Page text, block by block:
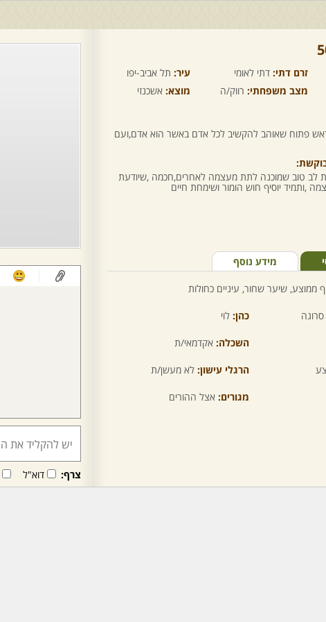
זרם דתי: דתי לאומי עיר: תל אביב-יפו
מצב משפחתי: רווק/ה מוצא: אשכנזי
פתוח שאוהב להקשיב לכל אדם באשר הוא אדם,ועם
לב טוב שמוכנה לתת מעצמה לאחרים,חכמה ,שיודעת
,ותמיד יוסיף חוש הומור ושימחת חיים
מידע נוסף
ממוצע, שיער שחור, עיניים כחולות
כהן: לוי
השכלה: אקדמאי/ת
הרגלי עישון: לא מעשן/ת
מגורים: אצל ההורים
צרף: דוא"ל